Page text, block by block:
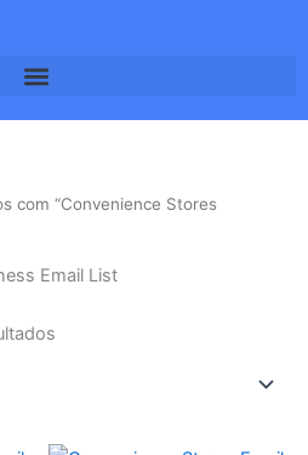
com “Convenience Stores
Email List